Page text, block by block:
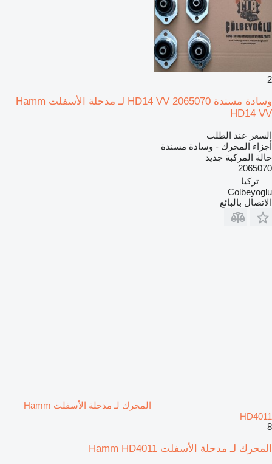
2
وسادة مسندة HD14 VV 2065070 لـ مدحلة الأسفلت Hamm
HD14 VV
السعر عند الطلب
أجزاء المحرك - وسادة مسندة
حالة المركبة جديد
2065070
تركيا
Colbeyoglu
الاتصال بالبائع
المحرك لـ مدحلة الأسفلت Hamm
HD4011
8
المحرك لـ مدحلة الأسفلت Hamm HD4011